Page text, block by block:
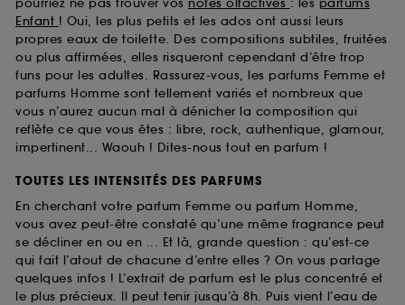
pourriez ne pas trouver vos notes olfactives : les parfums
Enfant ! Oui, les plus petits et les ados ont aussi leurs
propres eaux de toilette. Des compositions subtiles, fruitées
ou plus affirmées, elles risqueront cependant d’être trop
funs pour les adultes. Rassurez-vous, les parfums Femme et
parfums Homme sont tellement variés et nombreux que
vous n’aurez aucun mal à dénicher la composition qui
reflète ce que vous êtes : libre, rock, authentique, glamour,
impertinent... Waouh ! Dites-nous tout en parfum !
TOUTES LES INTENSITÉS DES PARFUMS
En cherchant votre parfum Femme ou parfum Homme,
vous avez peut-être constaté qu’une même fragrance peut
se décliner en ou en ... Et là, grande question : qu’est-ce
qui fait l’atout de chacune d’entre elles ? On vous partage
quelques infos ! L’extrait de parfum est le plus concentré et
le plus précieux. Il peut tenir jusqu’à 8h. Puis vient l’eau de